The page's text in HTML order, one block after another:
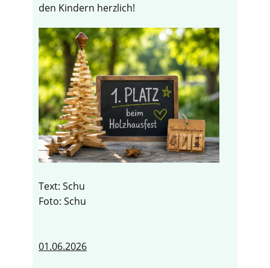
den Kindern herzlich!
Text: Schu
Foto: Schu
01.06.2026